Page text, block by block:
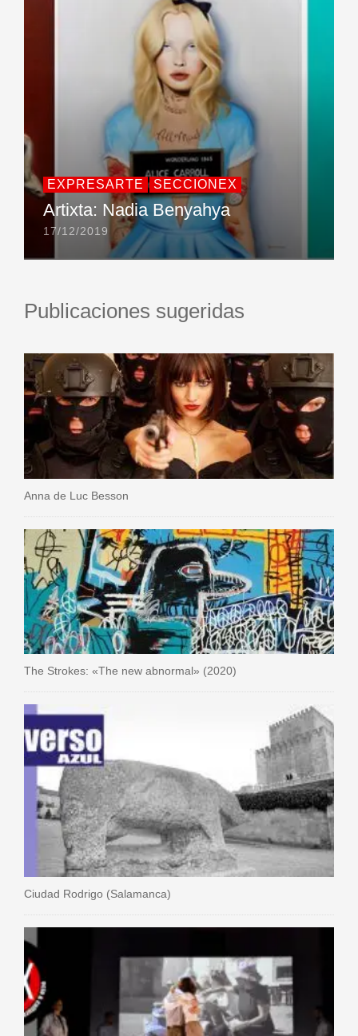
EXPRESARTE SECCIONEX
Artixta: Nadia Benyahya
17/12/2019
Publicaciones sugeridas
Anna de Luc Besson
The Strokes: «The new abnormal» (2020)
Ciudad Rodrigo (Salamanca)